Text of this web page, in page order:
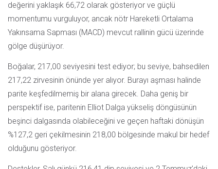
değerini yaklaşık 66,72 olarak gösteriyor ve güçlü
momentumu vurguluyor, ancak nötr Hareketli Ortalama
Yakınsama Sapması (MACD) mevcut rallinin gücü üzerinde
gölge düşürüyor.
Boğalar, 217,00 seviyesini test ediyor; bu seviye, bahsedilen
217,22 zirvesinin önünde yer alıyor. Burayı aşması halinde
parite keşfedilmemiş bir alana girecek. Daha geniş bir
perspektif ise, paritenin Elliot Dalga yükseliş döngüsünün
beşinci dalgasında olabileceğini ve geçen haftaki dönüşün
%127,2 geri çekilmesinin 218,00 bölgesinde makul bir hedef
olduğunu gösteriyor.